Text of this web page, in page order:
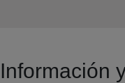
Información